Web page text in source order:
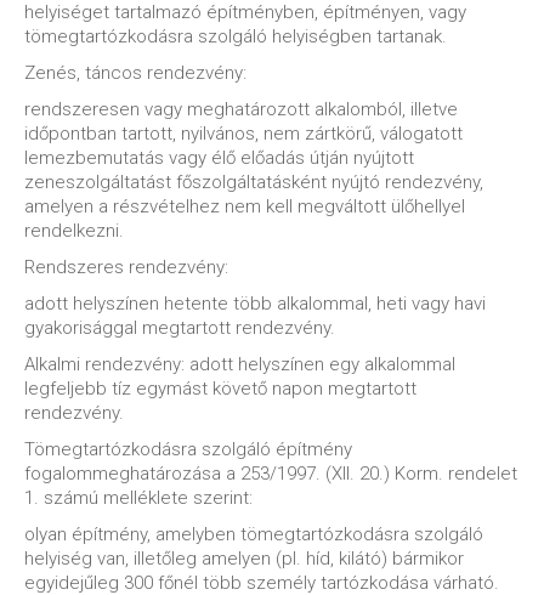
helyiséget tartalmazó építményben, építményen, vagy
tömegtartózkodásra szolgáló helyiségben tartanak.
Zenés, táncos rendezvény:
rendszeresen vagy meghatározott alkalomból, illetve
időpontban tartott, nyilvános, nem zártkörű, válogatott
lemezbemutatás vagy élő előadás útján nyújtott
zeneszolgáltatást főszolgáltatásként nyújtó rendezvény,
amelyen a részvételhez nem kell megváltott ülőhellyel
rendelkezni.
Rendszeres rendezvény:
adott helyszínen hetente több alkalommal, heti vagy havi
gyakorisággal megtartott rendezvény.
Alkalmi rendezvény: adott helyszínen egy alkalommal
legfeljebb tíz egymást követő napon megtartott
rendezvény.
Tömegtartózkodásra szolgáló építmény
fogalommeghatározása a 253/1997. (XII. 20.) Korm. rendelet
1. számú melléklete szerint:
olyan építmény, amelyben tömegtartózkodásra szolgáló
helyiség van, illetőleg amelyen (pl. híd, kilátó) bármikor
egyidejűleg 300 főnél több személy tartózkodása várható.